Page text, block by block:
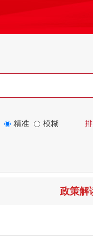
精准 模糊
政策解